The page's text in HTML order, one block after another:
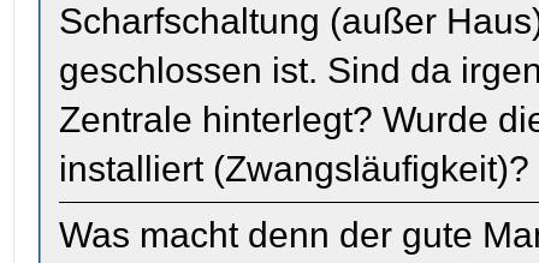
Scharfschaltung (außer
geschlossen ist. Sind da
Zentrale hinterlegt? Wurde
installiert (Zwangsläufigkeit)?
Was macht denn der gute